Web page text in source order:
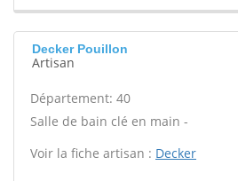
Decker Pouillon
Artisan
Département: 40
Salle de bain clé en main -
Voir la fiche artisan : Decker